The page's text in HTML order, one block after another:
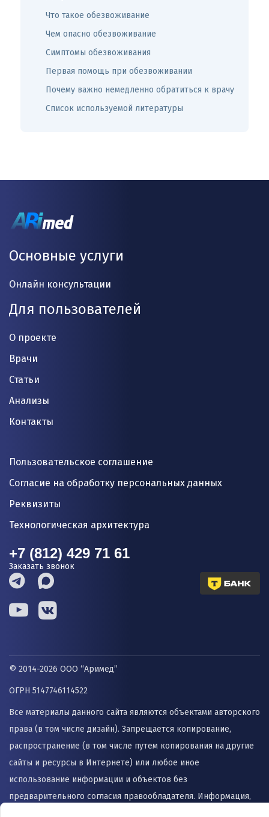
Что такое обезвоживание
Чем опасно обезвоживание
Симптомы обезвоживания
Первая помощь при обезвоживании
Почему важно немедленно обратиться к врачу
Список используемой литературы
Основные услуги
Онлайн консультации
Для пользователей
О проекте
Врачи
Статьи
Анализы
Контакты
Пользовательское соглашение
Согласие на обработку персональных данных
Реквизиты
Технологическая архитектура
+7 (812) 429 71 61
Заказать звонок
© 2014-2026 ООО “Аримед”
ОГРН 5147746114522
Все материалы данного сайта являются объектами авторского
права (в том числе дизайн). Запрещается копирование,
распространение (в том числе путем копирования на другие
сайты и ресурсы в Интернете) или любое иное
использование информации и объектов без
предварительного согласия правообладателя. Информация,